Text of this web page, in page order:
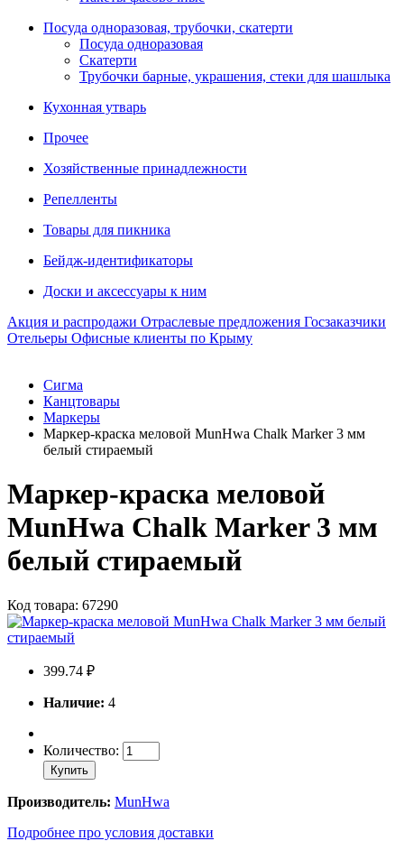
Посуда одноразовая, трубочки, скатерти
Посуда одноразовая
Скатерти
Трубочки барные, украшения, стеки для шашлыка
Кухонная утварь
Прочее
Хозяйственные принадлежности
Репелленты
Товары для пикника
Бейдж-идентификаторы
Доски и аксессуары к ним
Акция и распродажи Отраслевые предложения Госзаказчики
Отельеры Офисные клиенты по Крыму
Сигма
Канцтовары
Маркеры
Маркер-краска меловой MunHwa Chalk Marker 3 мм
белый стираемый
Маркер-краска меловой
MunHwa Chalk Marker 3 мм
белый стираемый
Код товара: 67290
399.74 ₽
Наличие: 4
Количество:
Купить
Производитель: MunHwa
Подробнее про условия доставки